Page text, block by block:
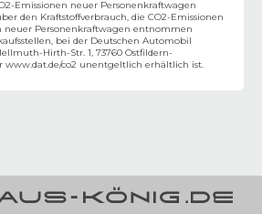
Emissionen neuer Personenkraftwagen
den Kraftstoffverbrauch, die CO2-Emissionen
neuer Personenkraftwagen entnommen
bei der Deutschen Automobil
Hirth-Str. 1, 73760 Ostfildern-
www.dat.de/co2 unentgeltlich erhältlich ist.